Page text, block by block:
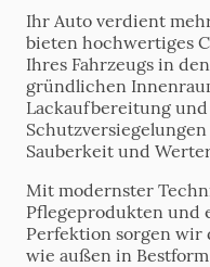
Ihr Auto verdient
bieten hochwertiges
Ihres Fahrzeugs in
gründlichen
Lackaufbereitung
Sauberkeit und
Mit modernster
Pflegeprodukten und
Perfektion sorgen wir
wie außen in